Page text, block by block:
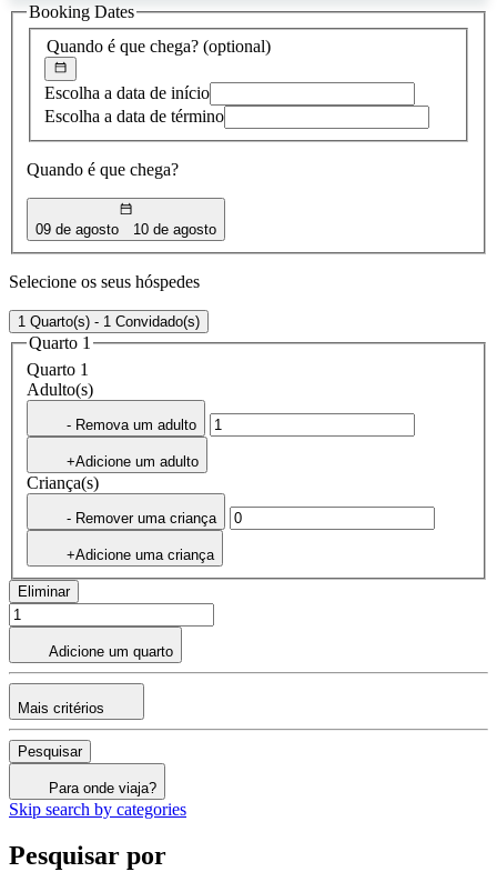
encontrada
Quando é que chega? (optional)
Escolha a data de início
Escolha a data de término
Quando é que chega?
09 de agosto 10 de agosto
Booking Dates
Selecione os seus hóspedes
1 Quarto(s) - 1 Convidado(s)
Quarto 1
Quarto 1
Adulto(s)
- Remova um adulto
+Adicione um adulto
Criança(s)
- Remover uma criança
+Adicione uma criança
Eliminar
Adicione um quarto
Mais critérios
Pesquisar
Para onde viaja?
Skip search by categories
Pesquisar por